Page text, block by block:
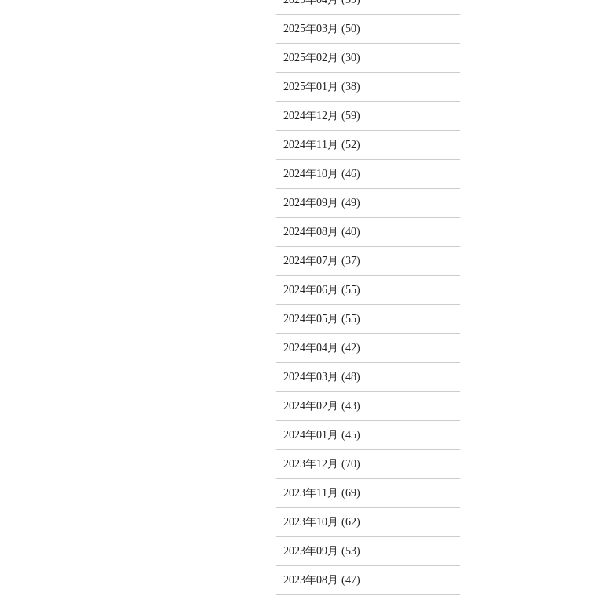
2025年03月 (50)
2025年02月 (30)
2025年01月 (38)
2024年12月 (59)
2024年11月 (52)
2024年10月 (46)
2024年09月 (49)
2024年08月 (40)
2024年07月 (37)
2024年06月 (55)
2024年05月 (55)
2024年04月 (42)
2024年03月 (48)
2024年02月 (43)
2024年01月 (45)
2023年12月 (70)
2023年11月 (69)
2023年10月 (62)
2023年09月 (53)
2023年08月 (47)